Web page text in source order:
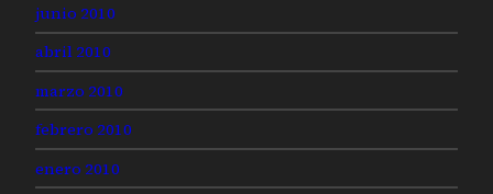
junio 2010
abril 2010
marzo 2010
febrero 2010
enero 2010